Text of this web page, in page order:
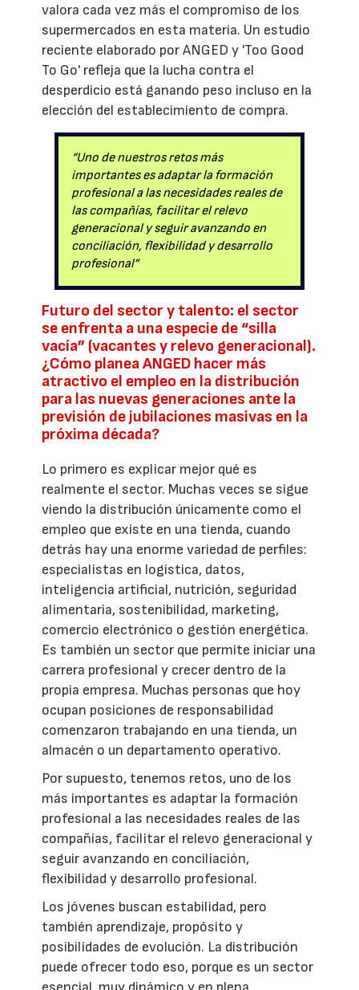
valora cada vez más el compromiso de los
supermercados en esta materia. Un estudio
reciente elaborado por ANGED y 'Too Good
To Go' refleja que la lucha contra el
desperdicio está ganando peso incluso en la
elección del establecimiento de compra.
“Uno de nuestros retos más
importantes es adaptar la formación
profesional a las necesidades reales de
las compañías, facilitar el relevo
generacional y seguir avanzando en
conciliación, flexibilidad y desarrollo
profesional”
Futuro del sector y talento: el sector
se enfrenta a una especie de “silla
vacía” (vacantes y relevo generacional).
¿Cómo planea ANGED hacer más
atractivo el empleo en la distribución
para las nuevas generaciones ante la
previsión de jubilaciones masivas en la
próxima década?
Lo primero es explicar mejor qué es
realmente el sector. Muchas veces se sigue
viendo la distribución únicamente como el
empleo que existe en una tienda, cuando
detrás hay una enorme variedad de perfiles:
especialistas en logística, datos,
inteligencia artificial, nutrición, seguridad
alimentaria, sostenibilidad, marketing,
comercio electrónico o gestión energética.
Es también un sector que permite iniciar una
carrera profesional y crecer dentro de la
propia empresa. Muchas personas que hoy
ocupan posiciones de responsabilidad
comenzaron trabajando en una tienda, un
almacén o un departamento operativo.
Por supuesto, tenemos retos, uno de los
más importantes es adaptar la formación
profesional a las necesidades reales de las
compañías, facilitar el relevo generacional y
seguir avanzando en conciliación,
flexibilidad y desarrollo profesional.
Los jóvenes buscan estabilidad, pero
también aprendizaje, propósito y
posibilidades de evolución. La distribución
puede ofrecer todo eso, porque es un sector